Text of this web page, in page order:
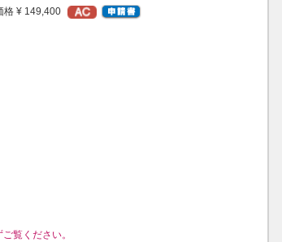
格 ¥ 149,400
覧ください。